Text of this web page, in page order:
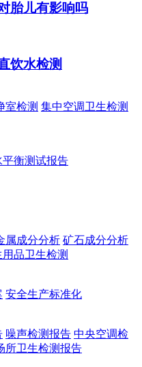
胎儿有影响吗
饮水检测
室检测 集中空调卫生检测
平衡测试报告
属成分分析 矿石成分分析
品卫生检测
安全生产标准化
噪声检测报告 中央空调检
所卫生检测报告